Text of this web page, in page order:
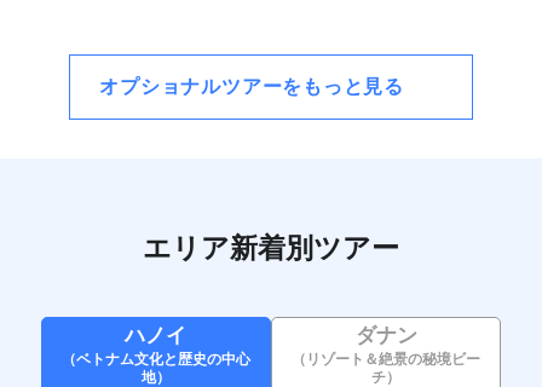
オプショナルツアーをもっと見る
エリア新着別ツアー
ハノイ
（ベトナム文化と歴史の中心
地）
ダナン
（リゾート＆絶景の秘境ビー
チ）